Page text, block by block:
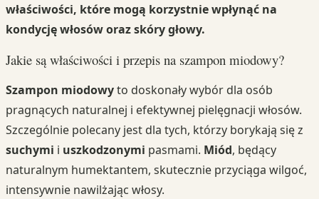
właściwości, które mogą korzystnie wpłynąć na
kondycję włosów oraz skóry głowy.
Jakie są właściwości i przepis na szampon miodowy?
Szampon miodowyto doskonały wybór dla osób
pragnących naturalnej i efektywnej pielęgnacji włosów.
Szczególnie polecany jest dla tych, którzy borykają się z
suchymi i uszkodzonymi pasmami. Miód, będący
naturalnym humektantem, skutecznie przyciąga wilgoć,
intensywnie nawilżając włosy.